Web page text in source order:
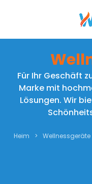
Für Ihr Geschäft
Marke mit
Lösungen. Wir
Heim > Wellnessgeräte